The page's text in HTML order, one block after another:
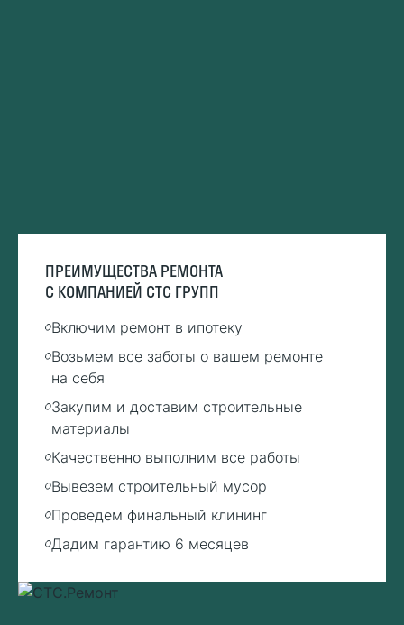
ПРЕИМУЩЕСТВА РЕМОНТА
С КОМПАНИЕЙ СТС ГРУПП
Включим ремонт в ипотеку
Возьмем все заботы о вашем ремонте
на себя
Закупим и доставим строительные
материалы
Качественно выполним все работы
Вывезем строительный мусор
Проведем финальный клининг
Дадим гарантию 6 месяцев